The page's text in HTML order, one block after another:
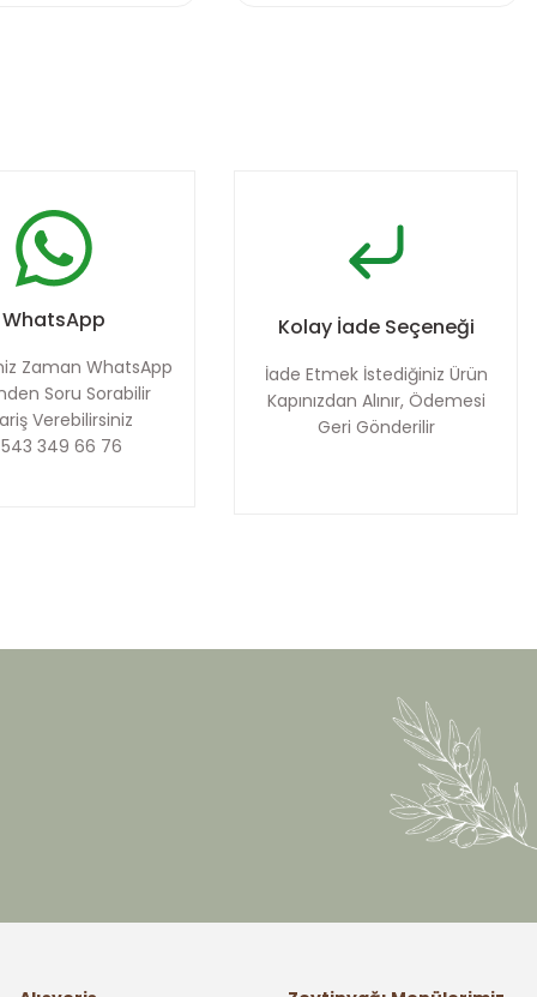
WhatsApp
Zaman WhatsApp
Soru Sorabilir
Verebilirsiniz
349 66 76
Kolay İade Seçeneği
İade Etmek İstediğiniz Ürün
Kapınızdan Alınır, Ödemesi
Geri Gönderilir